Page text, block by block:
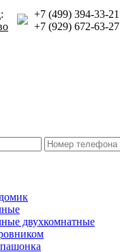
+7 (499) 394-33-21
+7 (929) 672-63-27
двухкомнатные